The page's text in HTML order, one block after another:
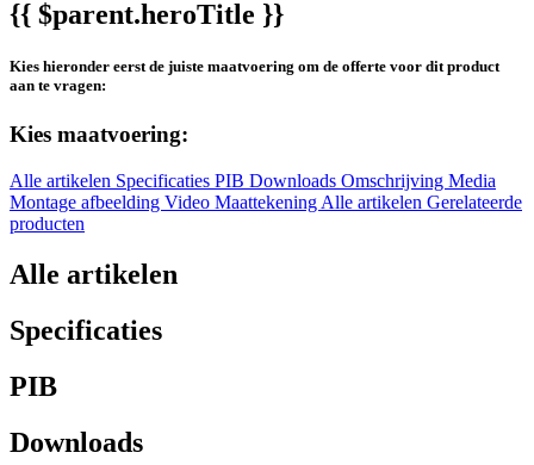
{{ $parent.heroTitle }}
Kies hieronder eerst de juiste maatvoering om de offerte voor dit product
aan te vragen:
Kies maatvoering:
Alle artikelen Specificaties PIB Downloads Omschrijving Media
Montage afbeelding Video Maattekening Alle artikelen Gerelateerde
producten
Alle artikelen
Specificaties
PIB
Downloads